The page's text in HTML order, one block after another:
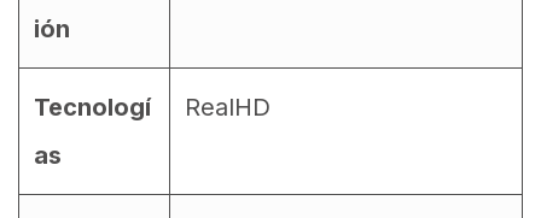
ión
Tecnologí
as
RealHD